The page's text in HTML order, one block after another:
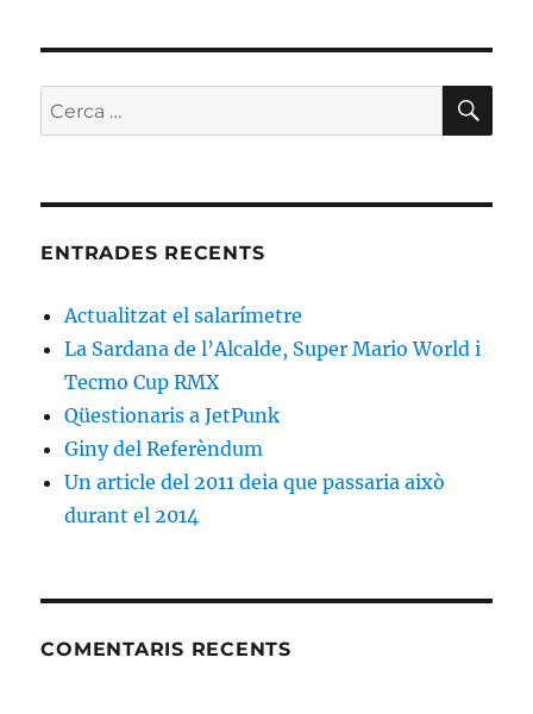
Cerca:
ENTRADES RECENTS
Actualitzat el salarímetre
La Sardana de l’Alcalde, Super Mario World i
Tecmo Cup RMX
Qüestionaris a JetPunk
Giny del Referèndum
Un article del 2011 deia que passaria això
durant el 2014
COMENTARIS RECENTS